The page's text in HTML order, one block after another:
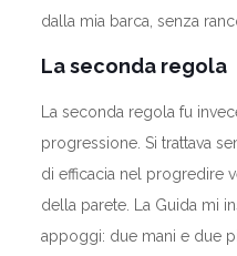
dalla mia barca, senza
La seconda regola
La seconda regola fu
progressione. Si trattava
di efficacia nel progredire
della parete. La Guida mi
appoggi: due mani e due